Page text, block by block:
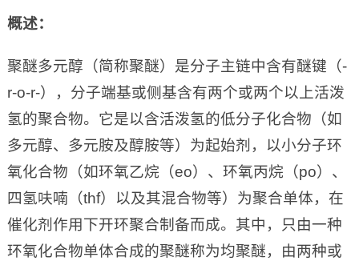
概述：
聚醚多元醇（简称聚醚）是分子主链中含有醚键（-
r-o-r-），分子端基或侧基含有两个或两个以上活泼
氢的聚合物。它是以含活泼氢的低分子化合物（如
多元醇、多元胺及醇胺等）为起始剂，以小分子环
氧化合物（如环氧乙烷（eo）、环氧丙烷（po）、
四氢呋喃（thf）以及其混合物等）为聚合单体，在
催化剂作用下开环聚合制备而成。其中，只由一种
环氧化合物单体合成的聚醚称为均聚醚，由两种或